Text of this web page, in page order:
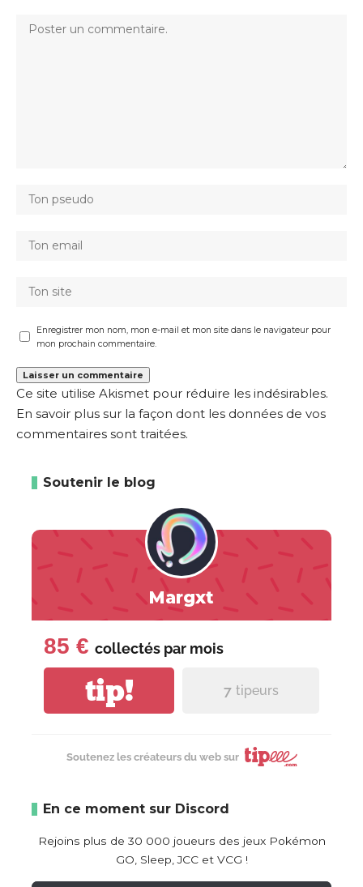
Enregistrer mon nom, mon e-mail et mon site dans le navigateur pour
mon prochain commentaire.
Ce site utilise Akismet pour réduire les indésirables.
En savoir plus sur la façon dont les données de vos
commentaires sont traitées.
Soutenir le blog
Margxt
85 € collectés par mois
tip! 7 tipeurs
Soutenez les créateurs du web sur
En ce moment sur Discord
Rejoins plus de 30 000 joueurs des jeux Pokémon
GO, Sleep, JCC et VCG !